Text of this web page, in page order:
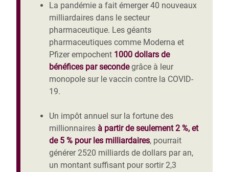
La pandémie a fait émerger 40 nouveaux
milliardaires dans le secteur
pharmaceutique. Les géants
pharmaceutiques comme Moderna et
Pfizer empochent 1000 dollars de
bénéfices par secondegrâce à leur
monopole sur le vaccin contre la COVID-
19.
Un impôt annuel sur la fortune des
millionnaires à partir de seulement 2 %, et
de 5 % pour les milliardaires, pourrait
générer 2520 milliards de dollars par an,
un montant suffisant pour sortir 2,3